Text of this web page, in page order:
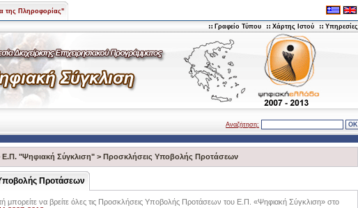
της Πληροφορίας"
Γραφείο Τύπου Χάρτης Ιστού Υπηρεσίες
Αναζήτηση:
Ε.Π. "Ψηφιακή Σύγκλιση" > Προσκλήσεις Υποβολής Προτάσεων
Προτάσεων
μπορείτε να βρείτε όλες τις Προσκλήσεις Υποβολής Προτάσεων του Ε.Π. «Ψηφιακή Σύγκλιση» στο